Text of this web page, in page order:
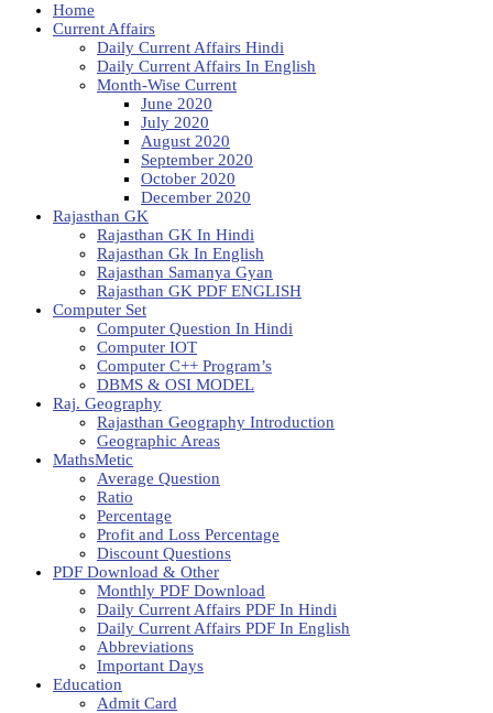
Home
Current Affairs
Daily Current Affairs Hindi
Daily Current Affairs In English
Month-Wise Current
June 2020
July 2020
August 2020
September 2020
October 2020
December 2020
Rajasthan GK
Rajasthan GK In Hindi
Rajasthan Gk In English
Rajasthan Samanya Gyan
Rajasthan GK PDF ENGLISH
Computer Set
Computer Question In Hindi
Computer IOT
Computer C++ Program’s
DBMS & OSI MODEL
Raj. Geography
Rajasthan Geography Introduction
Geographic Areas
MathsMetic
Average Question
Ratio
Percentage
Profit and Loss Percentage
Discount Questions
PDF Download & Other
Monthly PDF Download
Daily Current Affairs PDF In Hindi
Daily Current Affairs PDF In English
Abbreviations
Important Days
Education
Admit Card